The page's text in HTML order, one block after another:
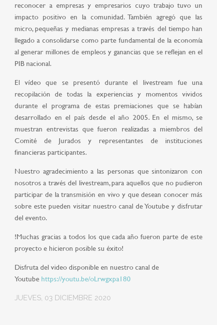
reconocer a empresas y empresarios cuyo trabajo tuvo un
impacto positivo en la comunidad. También agregó que las
micro, pequeñas y medianas empresas a través del tiempo han
llegado a consolidarse como parte fundamental de la economía
al generar millones de empleos y ganancias que se reflejan en el
PIB nacional.
El vídeo que se presentó durante el livestream fue una
recopilación de todas la experiencias y momentos vividos
durante el programa de estas premiaciones que se habían
desarrollado en el país desde el año 2005. En el mismo, se
muestran entrevistas que fueron realizadas a miembros del
Comité de Jurados y representantes de instituciones
financieras participantes.
Nuestro agradecimiento a las personas que sintonizaron con
nosotros a través del livestream, para aquellos que no pudieron
participar de la transmisión en vivo y que desean conocer más
sobre este pueden visitar nuestro canal de Youtube y disfrutar
del evento.
!Muchas gracias a todos los que cada año fueron parte de este
proyecto e hicieron posible su éxito!
Disfruta del video disponible en nuestro canal de
Youtube https://youtu.be/oLrwgxpa180
JUEVES, 03 DICIEMBRE 2020